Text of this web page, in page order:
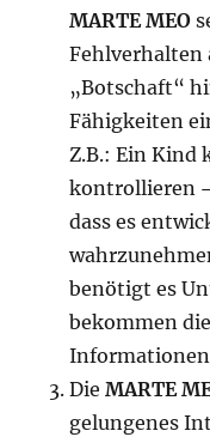
MARTE MEO
Fehlverhalten
„Botschaft“
Fähigkeiten
Z.B.: Ein Kind
kontrollieren
dass es
benötigt es
bekommen
DieMARTE
gelungenes